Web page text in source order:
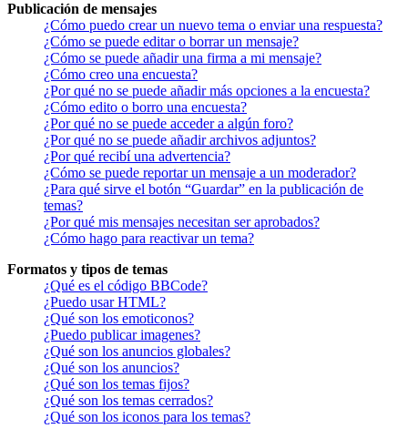
Publicación de mensajes
¿Cómo puedo crear un nuevo tema o enviar una respuesta?
¿Cómo se puede editar o borrar un mensaje?
¿Cómo se puede añadir una firma a mi mensaje?
¿Cómo creo una encuesta?
¿Por qué no se puede añadir más opciones a la encuesta?
¿Cómo edito o borro una encuesta?
¿Por qué no se puede acceder a algún foro?
¿Por qué no se puede añadir archivos adjuntos?
¿Por qué recibí una advertencia?
¿Cómo se puede reportar un mensaje a un moderador?
¿Para qué sirve el botón “Guardar” en la publicación de
temas?
¿Por qué mis mensajes necesitan ser aprobados?
¿Cómo hago para reactivar un tema?
Formatos y tipos de temas
¿Qué es el código BBCode?
¿Puedo usar HTML?
¿Qué son los emoticonos?
¿Puedo publicar imagenes?
¿Qué son los anuncios globales?
¿Qué son los anuncios?
¿Qué son los temas fijos?
¿Qué son los temas cerrados?
¿Qué son los iconos para los temas?